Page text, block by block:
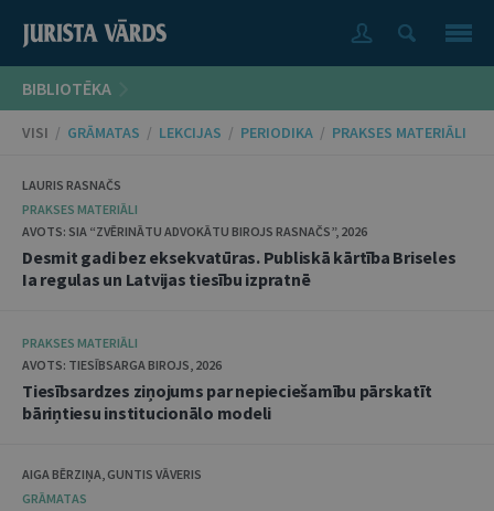
BIBLIOTĒKA
VISI / GRĀMATAS / LEKCIJAS / PERIODIKA / PRAKSES MATERIĀLI
LAURIS RASNAČS
PRAKSES MATERIĀLI
AVOTS: SIA “ZVĒRINĀTU ADVOKĀTU BIROJS RASNAČS”, 2026
Desmit gadi bez eksekvatūras. Publiskā kārtība Briseles
Ia regulas un Latvijas tiesību izpratnē
PRAKSES MATERIĀLI
AVOTS: TIESĪBSARGA BIROJS, 2026
Tiesībsardzes ziņojums par nepieciešamību pārskatīt
bāriņtiesu institucionālo modeli
AIGA BĒRZIŅA, GUNTIS VĀVERIS
GRĀMATAS